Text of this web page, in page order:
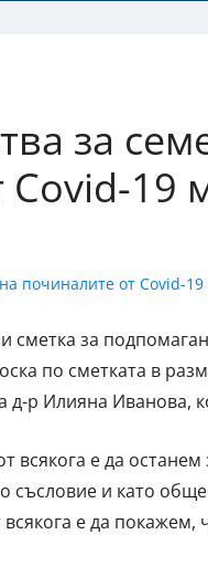
за
Covid-19
сметка за
по сметката в
р Илияна Иванова,
всякога е да
съсловие и като
е да